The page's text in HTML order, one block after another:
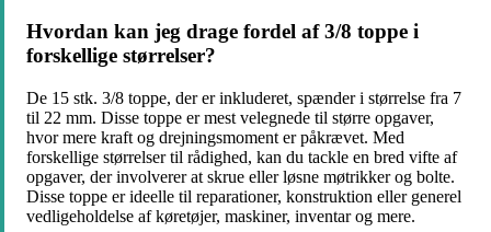
Hvordan kan jeg drage fordel af 3/8 toppe i
forskellige størrelser?
De 15 stk. 3/8 toppe, der er inkluderet, spænder i størrelse fra 7
til 22 mm. Disse toppe er mest velegnede til større opgaver,
hvor mere kraft og drejningsmoment er påkrævet. Med
forskellige størrelser til rådighed, kan du tackle en bred vifte af
opgaver, der involverer at skrue eller løsne møtrikker og bolte.
Disse toppe er ideelle til reparationer, konstruktion eller generel
vedligeholdelse af køretøjer, maskiner, inventar og mere.